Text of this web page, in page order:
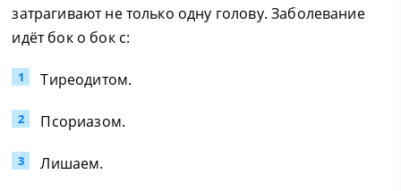
затрагивают не только одну голову. Заболевание
идёт бок о бок с:
Тиреодитом.
Псориазом.
Лишаем.